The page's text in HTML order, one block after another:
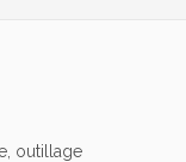
outillage